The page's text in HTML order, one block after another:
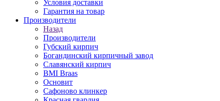
Условия доставки
Гарантия на товар
Производители
Назад
Производители
Губский кирпич
Богандинский кирпичный завод
Славянский кирпич
BMI Braas
Основит
Сафоново клинкер